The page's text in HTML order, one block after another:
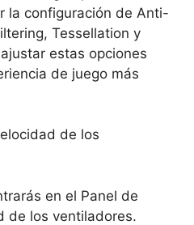
la configuración de Anti-
Tessellation y
estas opciones
de juego más
de los
en el Panel de
de los ventiladores.